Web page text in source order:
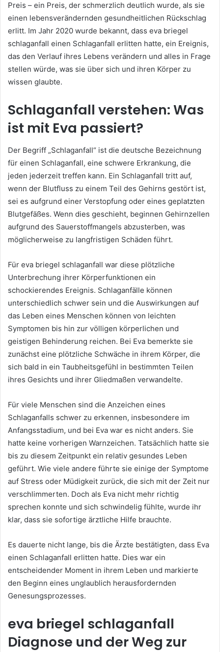
Preis – ein Preis, der schmerzlich deutlich wurde, als sie
einen lebensverändernden gesundheitlichen Rückschlag
erlitt. Im Jahr 2020 wurde bekannt, dass eva briegel
schlaganfall einen Schlaganfall erlitten hatte, ein Ereignis,
das den Verlauf ihres Lebens verändern und alles in Frage
stellen würde, was sie über sich und ihren Körper zu
wissen glaubte.
Schlaganfall verstehen: Was
ist mit Eva passiert?
Der Begriff „Schlaganfall“ ist die deutsche Bezeichnung
für einen Schlaganfall, eine schwere Erkrankung, die
jeden jederzeit treffen kann. Ein Schlaganfall tritt auf,
wenn der Blutfluss zu einem Teil des Gehirns gestört ist,
sei es aufgrund einer Verstopfung oder eines geplatzten
Blutgefäßes. Wenn dies geschieht, beginnen Gehirnzellen
aufgrund des Sauerstoffmangels abzusterben, was
möglicherweise zu langfristigen Schäden führt.
Für eva briegel schlaganfall war diese plötzliche
Unterbrechung ihrer Körperfunktionen ein
schockierendes Ereignis. Schlaganfälle können
unterschiedlich schwer sein und die Auswirkungen auf
das Leben eines Menschen können von leichten
Symptomen bis hin zur völligen körperlichen und
geistigen Behinderung reichen. Bei Eva bemerkte sie
zunächst eine plötzliche Schwäche in ihrem Körper, die
sich bald in ein Taubheitsgefühl in bestimmten Teilen
ihres Gesichts und ihrer Gliedmaßen verwandelte.
Für viele Menschen sind die Anzeichen eines
Schlaganfalls schwer zu erkennen, insbesondere im
Anfangsstadium, und bei Eva war es nicht anders. Sie
hatte keine vorherigen Warnzeichen. Tatsächlich hatte sie
bis zu diesem Zeitpunkt ein relativ gesundes Leben
geführt. Wie viele andere führte sie einige der Symptome
auf Stress oder Müdigkeit zurück, die sich mit der Zeit nur
verschlimmerten. Doch als Eva nicht mehr richtig
sprechen konnte und sich schwindelig fühlte, wurde ihr
klar, dass sie sofortige ärztliche Hilfe brauchte.
Es dauerte nicht lange, bis die Ärzte bestätigten, dass Eva
einen Schlaganfall erlitten hatte. Dies war ein
entscheidender Moment in ihrem Leben und markierte
den Beginn eines unglaublich herausfordernden
Genesungsprozesses.
eva briegel schlaganfall
Diagnose und der Weg zur